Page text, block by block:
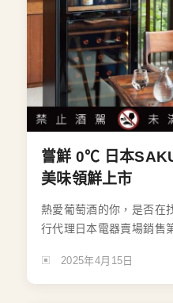
嘗鮮 0℃ 日本
美味領鮮上市
熱愛葡萄酒的你，是否在
行代理日本電器賣場銷售
2025年4月15日